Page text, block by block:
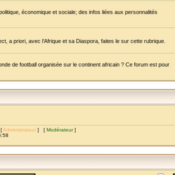
économique et sociale; des infos liées aux personnalités
a priori, avec l’Afrique et sa Diaspora, faites le sur cette rubrique.
de football organisée sur le continent africain ? Ce forum est pour
Administrateur ] [ Modérateur]